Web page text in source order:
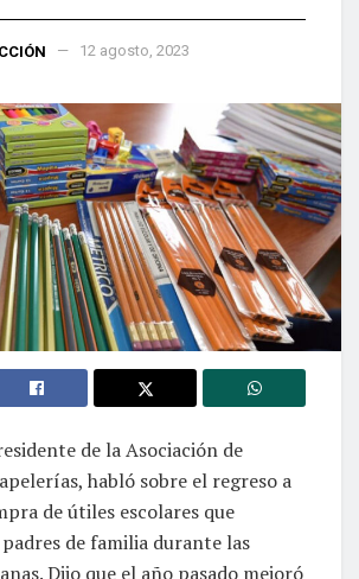
12 agosto, 2023
de la Asociación de
habló sobre el regreso a
de útiles escolares que
de familia durante las
Dijo que el año pasado mejoró